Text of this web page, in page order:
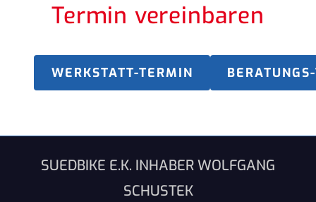
Termin vereinbaren
WERKSTATT-TERMIN
SUEDBIKE E.K. INHABER WOLFGANG
SCHUSTEK